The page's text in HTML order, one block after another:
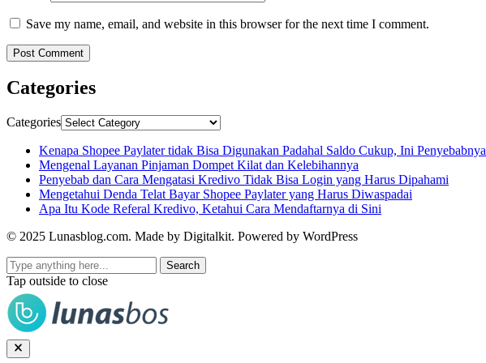
Save my name, email, and website in this browser for the next time I comment.
Categories
Categories
Kenapa Shopee Paylater tidak Bisa Digunakan Padahal Saldo Cukup, Ini Penyebabnya
Mengenal Layanan Pinjaman Dompet Kilat dan Kelebihannya
Penyebab dan Cara Mengatasi Kredivo Tidak Bisa Login yang Harus Dipahami
Mengetahui Denda Telat Bayar Shopee Paylater yang Harus Diwaspadai
Apa Itu Kode Referal Kredivo, Ketahui Cara Mendaftarnya di Sini
© 2025 Lunasblog.com. Made by Digitalkit. Powered by WordPress
Search
Tap outside to close